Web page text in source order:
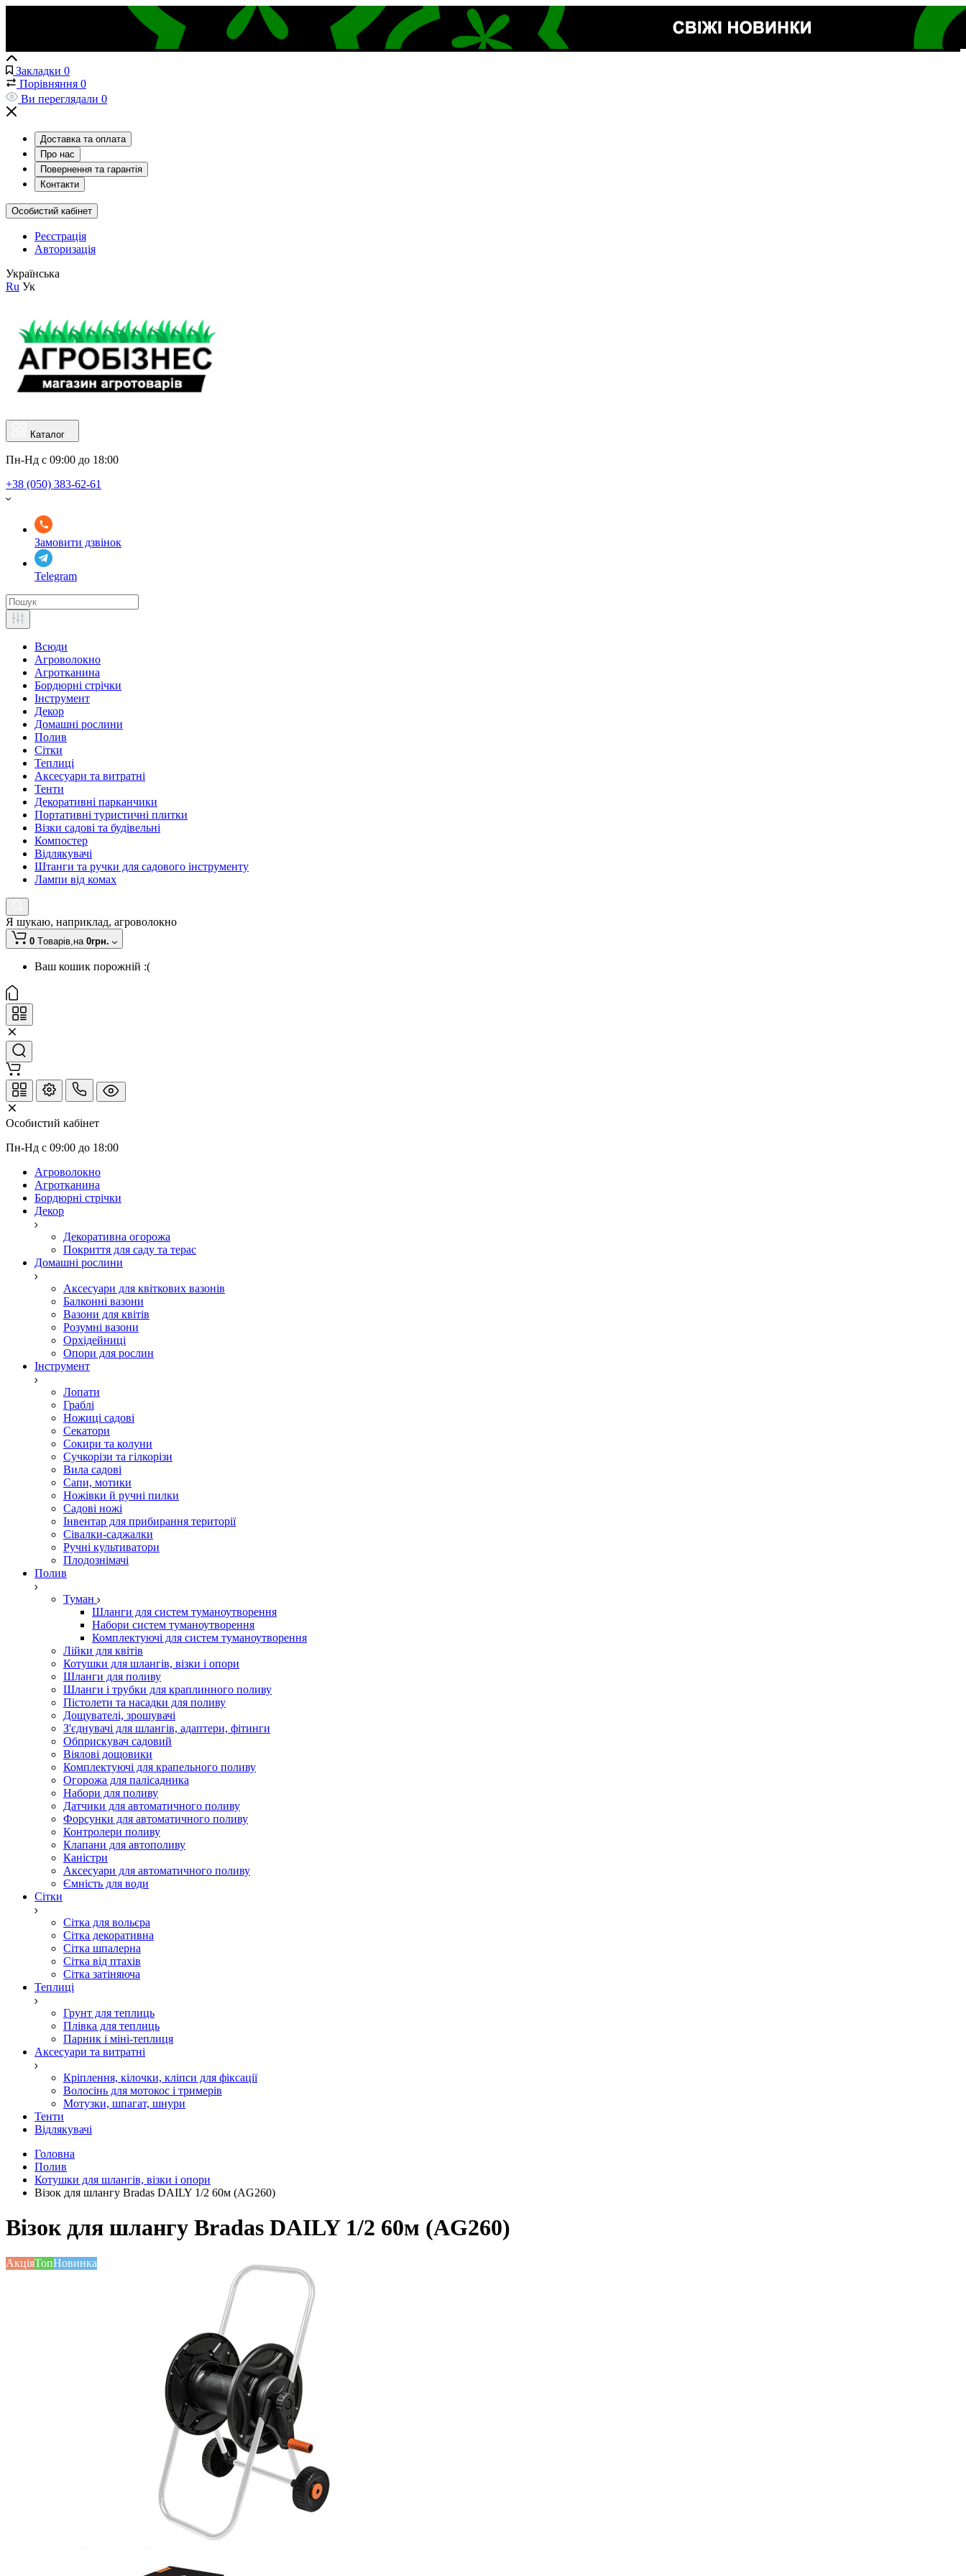
Закладки 0
Порівняння 0
Ви переглядали 0
Доставка та оплата
Про нас
Повернення та гарантія
Контакти
Особистий кабінет
Реєстрація
Авторизація
Українська
Ru Ук
Каталог
Пн-Нд с 09:00 до 18:00
+38 (050) 383-62-61
Замовити дзвінок
Telegram
Всюди
Агроволокно
Агротканина
Бордюрні стрічки
Інструмент
Декор
Домашні рослини
Полив
Сітки
Теплиці
Аксесуари та витратні
Тенти
Декоративні парканчики
Портативні туристичні плитки
Візки садові та будівельні
Компостер
Відлякувачі
Штанги та ручки для садового інструменту
Лампи від комах
Я шукаю, наприклад, агроволокно
0 Tоварів,на 0грн.
Ваш кошик порожній :(
Особистий кабінет
Пн-Нд с 09:00 до 18:00
Агроволокно
Агротканина
Бордюрні стрічки
Декор
Декоративна огорожа
Покриття для саду та терас
Домашні рослини
Аксесуари для квіткових вазонів
Балконні вазони
Вазони для квітів
Розумні вазони
Орхідейниці
Опори для рослин
Інструмент
Лопати
Граблі
Ножиці садові
Секатори
Сокири та колуни
Сучкорізи та гілкорізи
Вила садові
Сапи, мотики
Ножівки й ручні пилки
Садові ножі
Інвентар для прибирання території
Сівалки-саджалки
Ручні культиватори
Плодознімачі
Полив
Туман
Шланги для систем туманоутворення
Набори систем туманоутворення
Комплектуючі для систем туманоутворення
Лійки для квітів
Котушки для шлангів, візки і опори
Шланги для поливу
Шланги і трубки для краплинного поливу
Пістолети та насадки для поливу
Дощувателі, зрошувачі
З'єднувачі для шлангів, адаптери, фітинги
Обприскувач садовий
Віялові дощовики
Комплектуючі для крапельного поливу
Огорожа для палісадника
Набори для поливу
Датчики для автоматичного поливу
Форсунки для автоматичного поливу
Контролери поливу
Клапани для автополиву
Каністри
Аксесуари для автоматичного поливу
Ємність для води
Сітки
Сітка для вольєра
Сітка декоративна
Сітка шпалерна
Сітка від птахів
Сітка затіняюча
Теплиці
Грунт для теплиць
Плівка для теплиць
Парник і міні-теплиця
Аксесуари та витратні
Кріплення, кілочки, кліпси для фіксації
Волосінь для мотокос і тримерів
Мотузки, шпагат, шнури
Тенти
Відлякувачі
Головна
Полив
Котушки для шлангів, візки і опори
Візок для шлангу Bradas DAILY 1/2 60м (AG260)
Візок для шлангу Bradas DAILY 1/2 60м (AG260)
АкціяТопНовинка